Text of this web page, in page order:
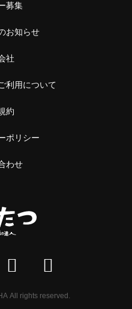
募集
お知らせ
社
利用について
約
ポリシー
わせ
All rights reserved.